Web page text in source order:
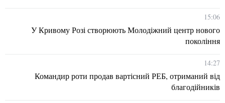
15:06
У Кривому Розі створюють Молодіжний центр нового
покоління
14:27
Командир роти продав вартісний РЕБ, отриманий від
благодійників